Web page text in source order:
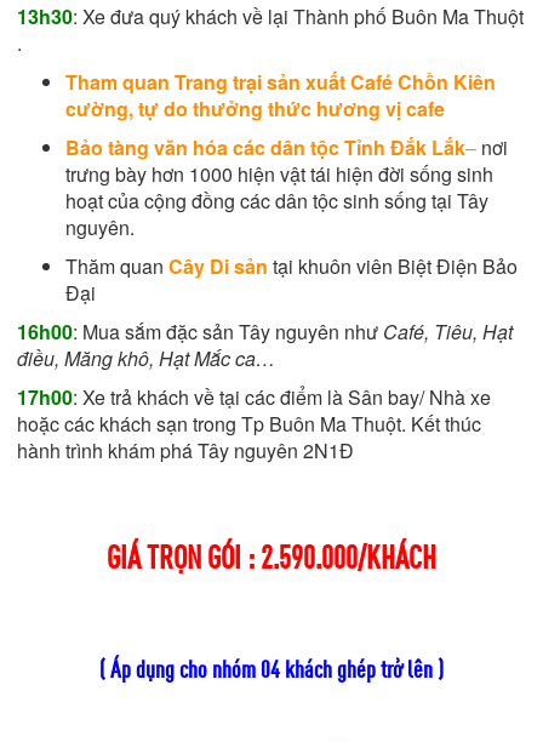
13h30: Xe đưa quý khách về lại Thành phố Buôn Ma Thuột
.
Tham quan Trang trại sản xuất Café Chồn Kiên
cường, tự do thưởng thức hương vị cafe
Bảo tàng văn hóa các dân tộc Tỉnh Đắk Lắk– nơi
trưng bày hơn 1000 hiện vật tái hiện đời sống sinh
hoạt của cộng đồng các dân tộc sinh sống tại Tây
nguyên.
Thăm quan Cây Di sản tại khuôn viên Biệt Điện Bảo
Đại
16h00: Mua sắm đặc sản Tây nguyên như Café, Tiêu, Hạt
điều, Măng khô, Hạt Mắc ca…
17h00: Xe trả khách về tại các điểm là Sân bay/ Nhà xe
hoặc các khách sạn trong Tp Buôn Ma Thuột. Kết thúc
hành trình khám phá Tây nguyên 2N1Đ
GIÁ TRỌN GÓI : 2.590.000/KHÁCH
( Áp dụng cho nhóm 04 khách ghép trở lên )